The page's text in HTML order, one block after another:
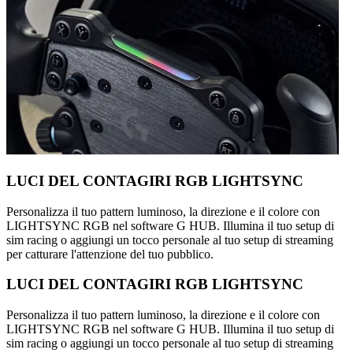
LUCI DEL CONTAGIRI RGB LIGHTSYNC
Personalizza il tuo pattern luminoso, la direzione e il colore con
LIGHTSYNC RGB nel software G HUB. Illumina il tuo setup di
sim racing o aggiungi un tocco personale al tuo setup di streaming
per catturare l'attenzione del tuo pubblico.
LUCI DEL CONTAGIRI RGB LIGHTSYNC
Personalizza il tuo pattern luminoso, la direzione e il colore con
LIGHTSYNC RGB nel software G HUB. Illumina il tuo setup di
sim racing o aggiungi un tocco personale al tuo setup di streaming